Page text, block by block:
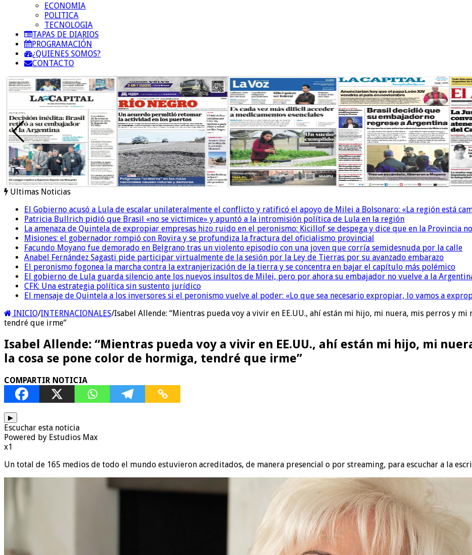
ECONOMIA
POLITICA
TECNOLOGIA
TAPAS DE DIARIOS
PROGRAMACIÓN
¿QUIENES SOMOS?
CONTACTO
Ultimas Noticias
El Gobierno acusó a Lula de escalar unilateralmente el conflicto y ratificó el apoyo de Milei a Bolsonaro: «La región está
Patricia Bullrich pidió que Brasil «no se victimice» y apuntó a la intromisión política de Lula en la región
La amenaza de Quintela de expropiar empresas hizo ruido en el peronismo: Kicillof se despega y dice que en la Provincia
Misiones: el gobernador rompió con Rovira y se profundiza la fractura del oficialismo provincial
Facundo Moyano fue demorado en Belgrano tras un violento episodio con una joven que corría semidesnuda por la calle
Anabel Fernández Sagasti pide participar virtualmente de la sesión por la Ley de Tierras por su avanzado embarazo
El peronismo fogonea la marcha contra la extranjerización de la tierra y se concentra en bajar el capítulo más polémico
El gobierno de Lula guarda silencio ante los nuevos insultos de Milei, pero por ahora su embajador no vuelve a la
CFK: Una estrategia política sin sustento jurídico
El mensaje de Quintela a los inversores si el peronismo vuelve al poder: «Lo que sea necesario expropiar, lo vamos a
INICIO/INTERNACIONALES/Isabel Allende: “Mientras pueda voy a vivir en EE.UU., ahí están mi hijo, mi nuera, mis perros y
tendré que irme”
Isabel Allende: “Mientras pueda voy a vivir en EE.UU., ahí están mi hijo, mi
la cosa se pone color de hormiga, tendré que irme”
COMPARTIR NOTICIA
▶
Escuchar esta noticia
Powered by Estudios Max
x1
Un total de 165 medios de todo el mundo estuvieron acreditados, de manera presencial o por streaming, para escuchar a la